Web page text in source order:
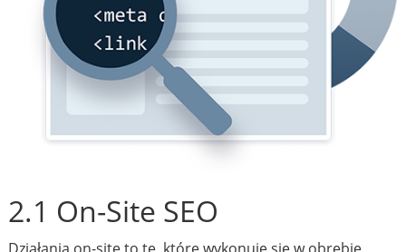
2.1 On-Site SEO
Działania on-site to te, które wykonuje się w obrębie